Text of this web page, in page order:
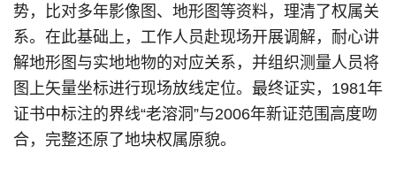
势，比对多年影像图、地形图等资料，理清了权属关
系。在此基础上，工作人员赴现场开展调解，耐心讲
解地形图与实地地物的对应关系，并组织测量人员将
图上矢量坐标进行现场放线定位。最终证实，1981年
证书中标注的界线“老溶洞”与2006年新证范围高度吻
合，完整还原了地块权属原貌。